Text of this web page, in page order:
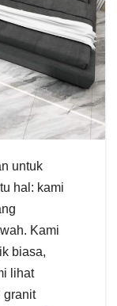
untuk
hal: kami
Kami
biasa,
lihat
granit